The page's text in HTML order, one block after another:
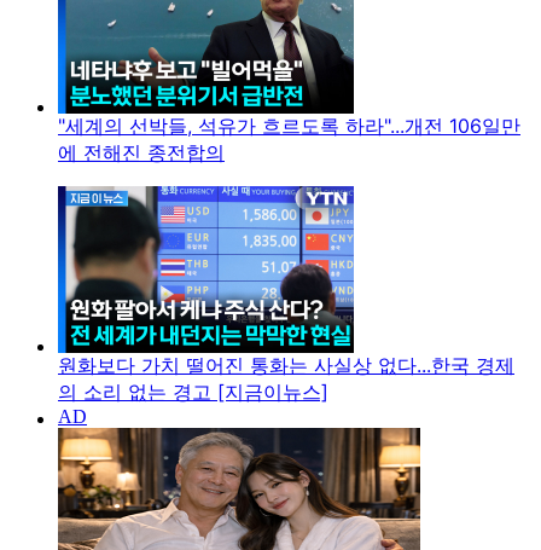
"세계의 선박들, 석유가 흐르도록 하라"...개전 106일만
에 전해진 종전합의
원화보다 가치 떨어진 통화는 사실상 없다...한국 경제
의 소리 없는 경고 [지금이뉴스]